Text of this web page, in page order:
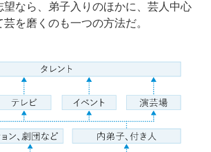
なら、弟子入りのほかに、芸人中心
を磨くのも一つの方法だ。